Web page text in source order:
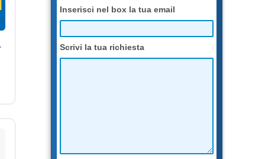
Inserisci nel box la tua email
Scrivi la tua richiesta